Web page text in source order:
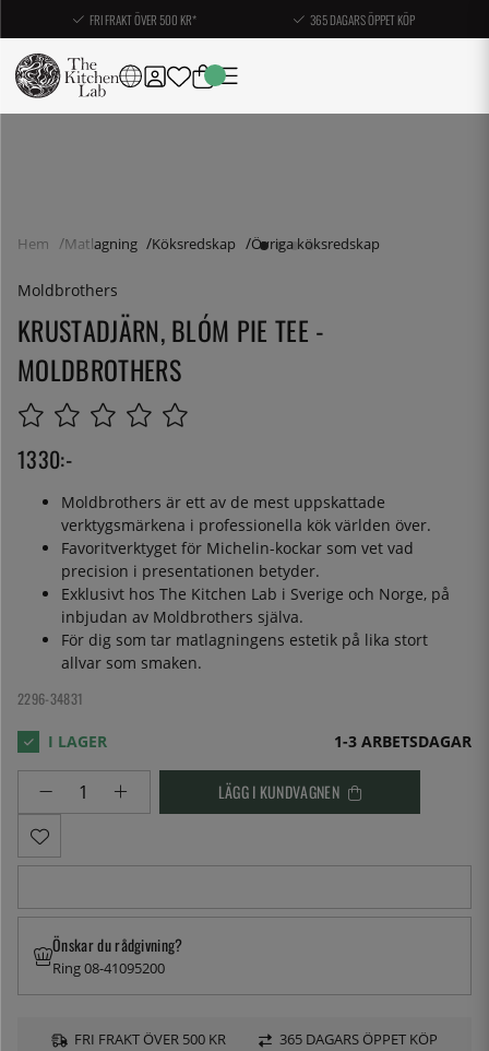
FRI FRAKT ÖVER 500 KR* 365 DAGARS ÖPPET KÖP
Hem Matlagning Köksredskap Övriga köksredskap
Moldbrothers
KRUSTADJÄRN, BLÓM PIE TEE -
MOLDBROTHERS
1330:-
Moldbrothers är ett av de mest uppskattade
verktygsmärkena i professionella kök världen över.
Favoritverktyget för Michelin-kockar som vet vad
precision i presentationen betyder.
Exklusivt hos The Kitchen Lab i Sverige och Norge, på
inbjudan av Moldbrothers själva.
För dig som tar matlagningens estetik på lika stort
allvar som smaken.
2296-34831
1-3 ARBETSDAGAR
LÄGG I KUNDVAGNEN
Önskar du rådgivning?
Ring 08-41095200
FRI FRAKT ÖVER 500 KR 365 DAGARS ÖPPET KÖP